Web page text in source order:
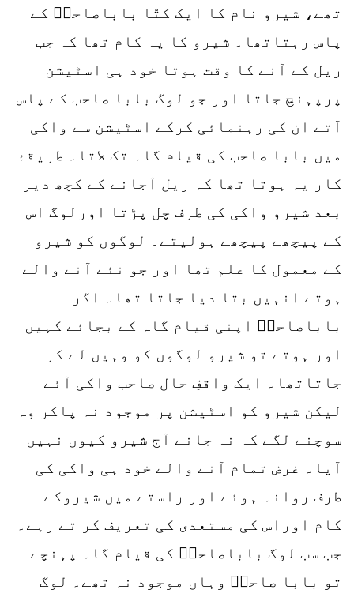
تھے، شیرو نام کا ایک کتّا باباصاحبؒ کے
پاس رہتاتھا۔ شیرو کا یہ کام تھا کہ جب
ریل کے آنے کا وقت ہوتا خود ہی اسٹیشن
پرپہنچ جاتا اور جو لوگ بابا صاحب کے پاس
آتے ان کی رہنمائی کرکے اسٹیشن سے واکی
میں بابا صاحب کی قیام گاہ تک لاتا۔ طریقۂ
کار یہ ہوتا تھا کہ ریل آجانے کے کچھ دیر
بعد شیرو واکی کی طرف چل پڑتا اورلوگ اس
کے پیچھے پیچھے ہولیتے۔ لوگوں کو شیرو
کے معمول کا علم تھا اور جو نئے آنے والے
ہوتے انہیں بتا دیا جاتا تھا۔ اگر
باباصاحبؒ اپنی قیام گاہ کے بجائے کہیں
اور ہوتے تو شیرو لوگوں کو وہیں لے کر
جاتاتھا۔ ایک واقفِ حال صاحب واکی آئے
لیکن شیرو کو اسٹیشن پر موجود نہ پاکر وہ
سوچنے لگے کہ نہ جانے آج شیرو کیوں نہیں
آیا۔ غرض تمام آنے والے خود ہی واکی کی
طرف روانہ ہوئے اور راستے میں شیروکے
کام اوراس کی مستعدی کی تعریف کر تے رہے۔
جب سب لوگ باباصاحبؒ کی قیام گاہ پہنچے
تو بابا صاحبؒ وہاں موجود نہ تھے۔ لوگ